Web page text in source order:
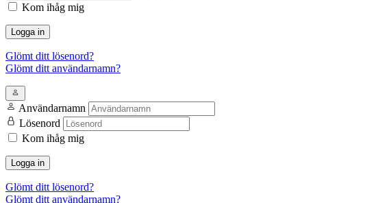
Kom ihåg mig
Logga in
Glömt ditt lösenord?
Glömt ditt användarnamn?
Användarnamn
Lösenord
Kom ihåg mig
Logga in
Glömt ditt lösenord?
Glömt ditt användarnamn?